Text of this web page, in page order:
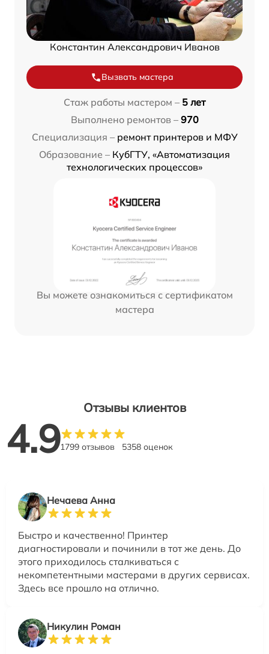
Константин Александрович Иванов
Вызвать мастера
Стаж работы мастером – 5 лет
Выполнено ремонтов – 970
Специализация – ремонт принтеров и МФУ
Образование – КубГТУ, «Автоматизация
технологических процессов»
Вы можете ознакомиться с сертификатом
мастера
Отзывы клиентов
4.91799 отзывов 5358 оценок
Нечаева Анна
Быстро и качественно! Принтер
диагностировали и починили в тот же день. До
этого приходилось сталкиваться с
некомпетентными мастерами в других сервисах.
Здесь все прошло на отлично.
Никулин Роман